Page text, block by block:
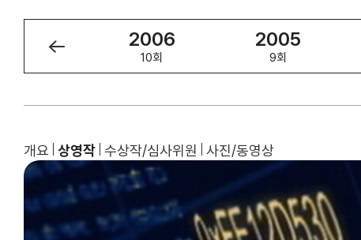
2006
10회
2005
9회
개요 상영작 수상작/심사위원 사진/동영상